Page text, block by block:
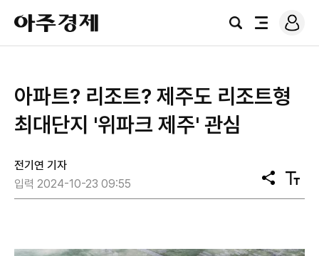
아
주
경
검
전
로
그
아파트? 리조트? 제주도 리조트형
최대단지 '위파크 제주' 관심
전기연 기자
입력 2024-10-23 09:55
공
유
텍
스